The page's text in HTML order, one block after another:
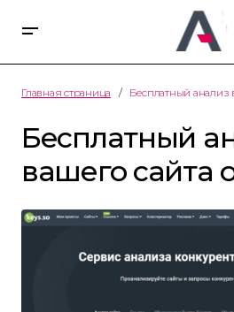
Главная страница Бесплатный анализ
Бесплатный
вашего сайта